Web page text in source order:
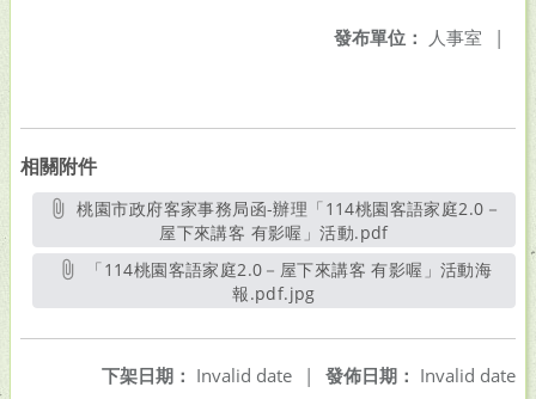
發布單位： 人事室 |
相關附件
桃園市政府客家事務局函-辦理「114桃園客語家庭2.0－
屋下來講客 有影喔」活動.pdf另開新視窗
報.pdf.jpg
發佈日期： Invalid date
下架日期： Invalid date
|